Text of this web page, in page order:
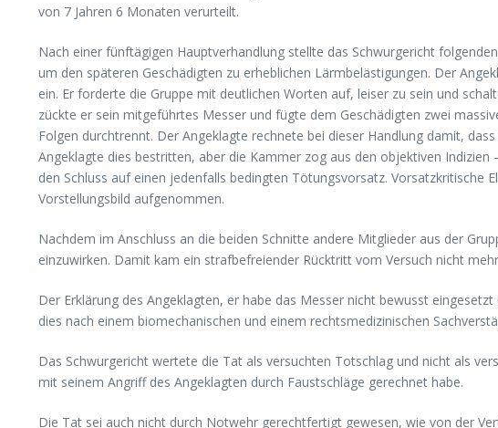
von 7 Jahren 6 Monaten verurteilt.
Nach einer fünftägigen Hauptverhandlung stellte das Schwurgericht
um den späteren Geschädigten zu erheblichen Lärmbelästigungen. Der
ein. Er forderte die Gruppe mit deutlichen Worten auf, leiser zu sein und
zückte er sein mitgeführtes Messer und fügte dem Geschädigten zwei
Folgen durchtrennt. Der Angeklagte rechnete bei dieser Handlung damit,
Angeklagte dies bestritten, aber die Kammer zog aus den objektiven
den Schluss auf einen jedenfalls bedingten Tötungsvorsatz. Vorsatzkritische
Vorstellungsbild aufgenommen.
Nachdem im Anschluss an die beiden Schnitte andere Mitglieder aus der
einzuwirken. Damit kam ein strafbefreiender Rücktritt vom Versuch nicht
Der Erklärung des Angeklagten, er habe das Messer nicht bewusst
dies nach einem biomechanischen und einem rechtsmedizinischen
Das Schwurgericht wertete die Tat als versuchten Totschlag und nicht als
mit seinem Angriff des Angeklagten durch Faustschläge gerechnet habe.
Die Tat sei auch nicht durch Notwehr gerechtfertigt gewesen, wie von der